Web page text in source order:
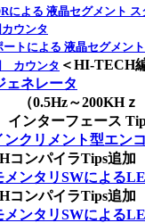
による 液晶セグメント
カウンタ
ートによる 液晶セグメン
カウンタ ＜HI-TECH
ェネレータ
ｚ ｄ
ターフェース
ンクリメント型エン
ンパイラTips追加
メンタリSWによる
ンパイラTips追加
メンタリSWによる